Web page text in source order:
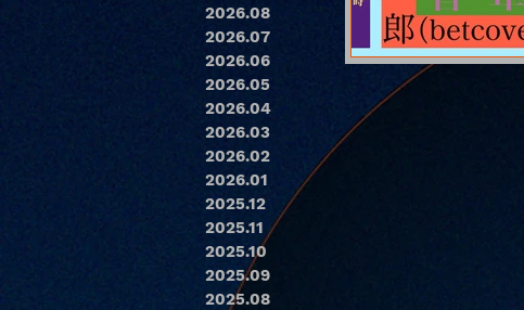
2026.08
2026.07
2026.06
2026.05
2026.04
2026.03
2026.02
2026.01
2025.12
2025.11
2025.10
2025.09
2025.08